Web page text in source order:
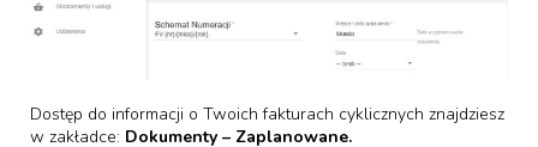
Dostęp do informacji o Twoich fakturach cyklicznych znajdziesz
w zakładce: Dokumenty – Zaplanowane.